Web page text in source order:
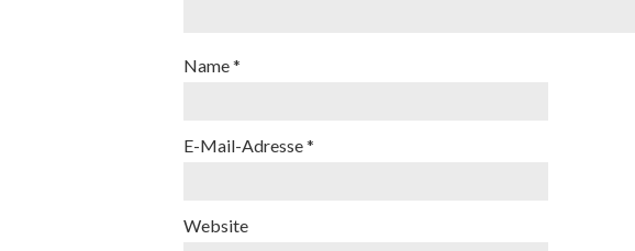
Name*
E-Mail-Adresse*
Website